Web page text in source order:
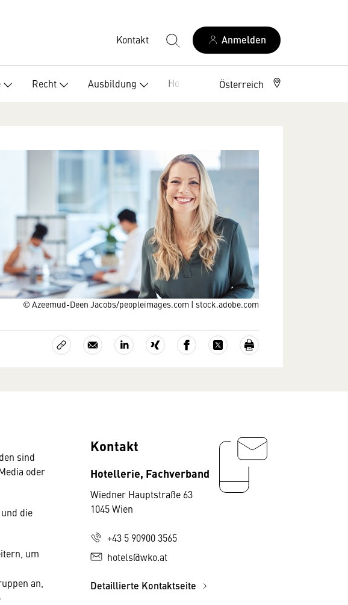
Kontakt Anmelden
Recht Ausbildung Hotelklassifizierung
Österreich
© Azeemud-Deen Jacobs/peopleimages.com | stock.adobe.com
sind
oder
die
um
an,
Kontakt
Hotellerie, Fachverband
Wiedner Hauptstraße 63
1045 Wien
+43 5 90900 3565
hotels@wko.at
Detaillierte Kontaktseite